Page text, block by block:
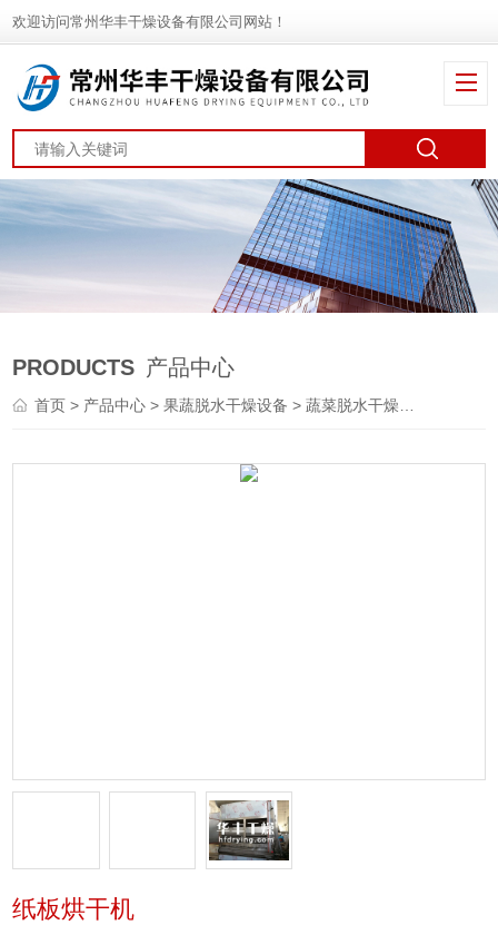
欢迎访问常州华丰干燥设备有限公司网站！
PRODUCTS 产品中心
首页> 产品中心 >果蔬脱水干燥设备 >蔬菜脱水干燥机
纸板烘干机